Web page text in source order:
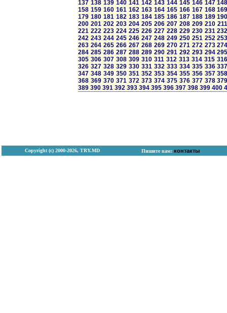
137 138 139 140 141 142 143 144 145 146 147
158 159 160 161 162 163 164 165 166 167 168
179 180 181 182 183 184 185 186 187 188 189
200 201 202 203 204 205 206 207 208 209 210 211
221 222 223 224 225 226 227 228 229 230 231
242 243 244 245 246 247 248 249 250 251 252
263 264 265 266 267 268 269 270 271 272 273
284 285 286 287 288 289 290 291 292 293 294
305 306 307 308 309 310 311 312 313 314 315 316
326 327 328 329 330 331 332 333 334 335 336
347 348 349 350 351 352 353 354 355 356 357
368 369 370 371 372 373 374 375 376 377 378
389 390 391 392 393 394 395 396 397 398 399 400
Copyright (с) 2000-2026, TRY.MD Пишите нам: контакты